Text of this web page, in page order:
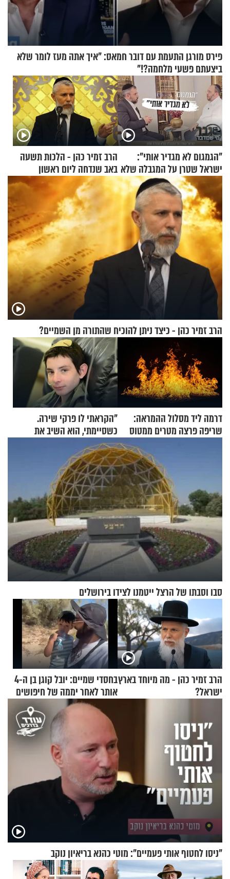
פירס מורגן התעמת עם דובר חמאס: "איך אתה מעז לומר שלא
ביצעתם פשעי מלחמה?!"
"הגמגום לא מגדיר אותי":
ישראל שטרן על המגבלה שלא
עוצרת אותו
הרב זמיר כהן - הלכות תשעה
באב שנדחה ליום ראשון
הרב זמיר כהן - כיצד ניתן להוכיח שהתורה מן השמיים?
דרמה ליד מסלול ההמראה:
שריפה פרצה מטרים ממטוס
"הקראתי לו פרקי שירה.
כשסיימתי, הוא השיב את
נשמתו לבורא"
סבו וסבתו של הרצל ייטמנו לצידו בירושלים
הרב זמיר כהן - מה מיוחד בארץ
ישראל?
בחסדי שמיים: יובל קוגן בן ה-4
אותר לאחר יממה של חיפושים
"ניסו לחטוף אותי פעמיים": מוטי כהנא בריאיון נוקב